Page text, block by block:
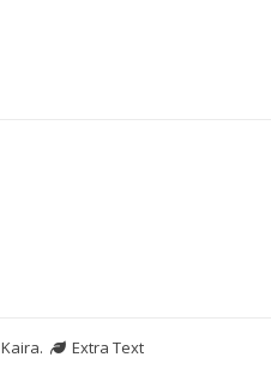
Kaira.
Extra Text